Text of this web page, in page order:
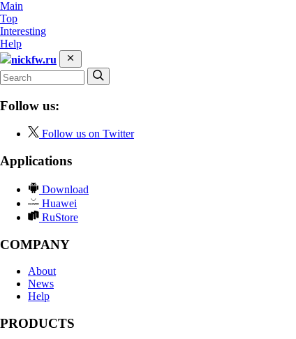
Main
Top
Interesting
Help
nickfw.ru
Follow us:
Follow us on Twitter
Applications
Download
Huawei
RuStore
COMPANY
About
News
Help
PRODUCTS